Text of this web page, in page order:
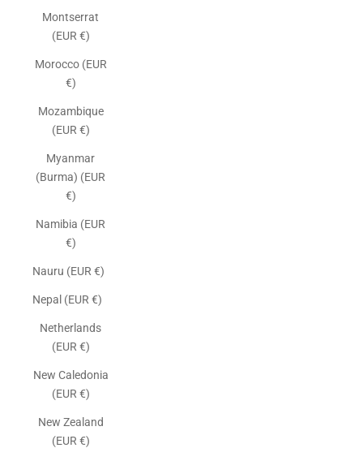
Montserrat
(EUR €)
Morocco (EUR
€)
Mozambique
(EUR €)
Myanmar
(Burma) (EUR
€)
Namibia (EUR
€)
Nauru (EUR €)
Nepal (EUR €)
Netherlands
(EUR €)
New Caledonia
(EUR €)
New Zealand
(EUR €)